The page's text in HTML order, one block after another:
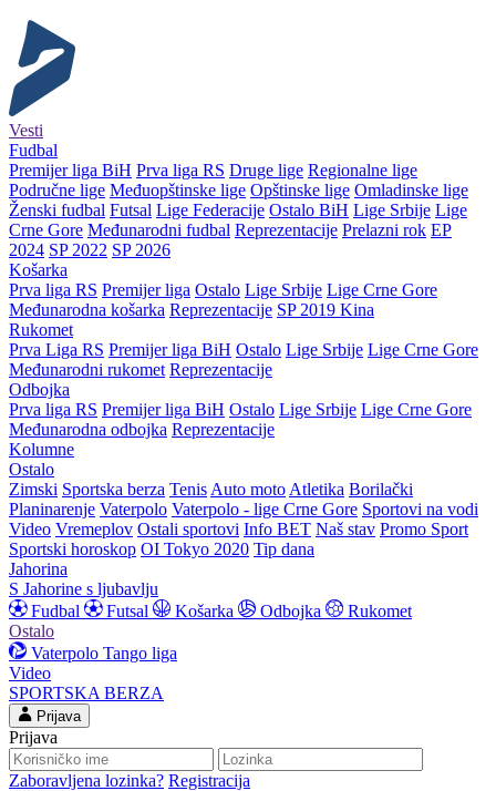
Vesti
Fudbal
Premijer liga BiH Prva liga RS Druge lige Regionalne lige
Područne lige Međuopštinske lige Opštinske lige Omladinske lige
Ženski fudbal Futsal Lige Federacije Ostalo BiH Lige Srbije Lige
Crne Gore Međunarodni fudbal Reprezentacije Prelazni rok EP
2024 SP 2022 SP 2026
Košarka
Prva liga RS Premijer liga Ostalo Lige Srbije Lige Crne Gore
Međunarodna košarka Reprezentacije SP 2019 Kina
Rukomet
Prva Liga RS Premijer liga BiH Ostalo Lige Srbije Lige Crne Gore
Međunarodni rukomet Reprezentacije
Odbojka
Prva liga RS Premijer liga BiH Ostalo Lige Srbije Lige Crne Gore
Međunarodna odbojka Reprezentacije
Kolumne
Ostalo
Zimski Sportska berza Tenis Auto moto Atletika Borilački
Planinarenje Vaterpolo Vaterpolo - lige Crne Gore Sportovi na vodi
Video Vremeplov Ostali sportovi Info BET Naš stav Promo Sport
Sportski horoskop OI Tokyo 2020 Tip dana
Jahorina
S Jahorine s ljubavlju
Fudbal
Futsal Košarka Odbojka
Rukomet
Ostalo
Vaterpolo Tango liga
Video
SPORTSKA BERZA
Prijava
Prijava
Zaboravljena lozinka? Registracija